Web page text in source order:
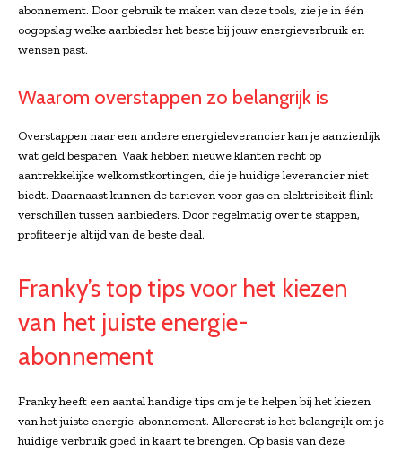
abonnement. Door gebruik te maken van deze tools, zie je in één
oogopslag welke aanbieder het beste bij jouw energieverbruik en
wensen past.
Waarom overstappen zo belangrijk is
Overstappen naar een andere energieleverancier kan je aanzienlijk
wat geld besparen. Vaak hebben nieuwe klanten recht op
aantrekkelijke welkomstkortingen, die je huidige leverancier niet
biedt. Daarnaast kunnen de tarieven voor gas en elektriciteit flink
verschillen tussen aanbieders. Door regelmatig over te stappen,
profiteer je altijd van de beste deal.
Franky’s top tips voor het kiezen
van het juiste energie-
abonnement
Franky heeft een aantal handige tips om je te helpen bij het kiezen
van het juiste energie-abonnement. Allereerst is het belangrijk om je
huidige verbruik goed in kaart te brengen. Op basis van deze